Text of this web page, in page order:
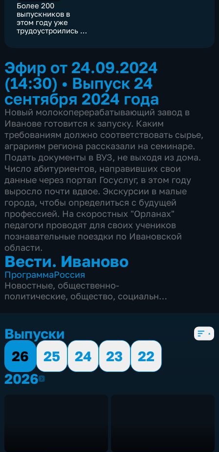
Более 200
выпускников в
этом году уже
трудоустроились в
Эфир от 24.09.2024
(14:30) • Выпуск 24
сентября 2024 года
Новый молокоперерабатывающий завод в
Иванове готовится к запуску. Каким
требованиям должно соответствовать сырье,
аграриям региона рассказали на семинаре.
Подать документы в ВУЗ, не выходя из дома.
Число абитуриентов, направивших свои
данные через портал Госуслуг, в этом году
выросло почти вдвое. Экскурсии в малые
города, чтобы определиться с будущей
профессией. На скоростных "Орланах"
педагоги проводят для своих учеников
познавательные поездки по Ивановской
области.
Вести. Иваново
ПрограммаРоссия
Новостные, общественно-
политические, общество, социально-
Выпуски
26
25 24 23
22
20262026